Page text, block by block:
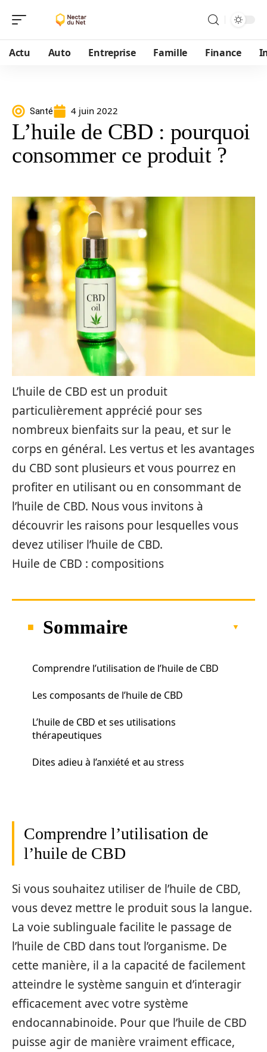
Actu Auto Entreprise Famille Finance
Santé 4 juin 2022
L’huile de CBD : pourquoi
consommer ce produit ?
L’huile de CBD est un produit
particulièrement apprécié pour ses
nombreux bienfaits sur la peau, et sur le
corps en général. Les vertus et les avantages
du CBD sont plusieurs et vous pourrez en
profiter en utilisant ou en consommant de
l’huile de CBD. Nous vous invitons à
découvrir les raisons pour lesquelles vous
devez utiliser l’huile de CBD.
Huile de CBD : compositions
Sommaire
Comprendre l’utilisation de l’huile de CBD
Les composants de l’huile de CBD
L’huile de CBD et ses utilisations
thérapeutiques
Dites adieu à l’anxiété et au stress
Comprendre l’utilisation de
l’huile de CBD
Si vous souhaitez utiliser de l’huile de CBD,
vous devez mettre le produit sous la langue.
La voie sublinguale facilite le passage de
l’huile de CBD dans tout l’organisme. De
cette manière, il a la capacité de facilement
atteindre le système sanguin et d’interagir
efficacement avec votre système
endocannabinoide. Pour que l’huile de CBD
puisse agir de manière vraiment efficace,